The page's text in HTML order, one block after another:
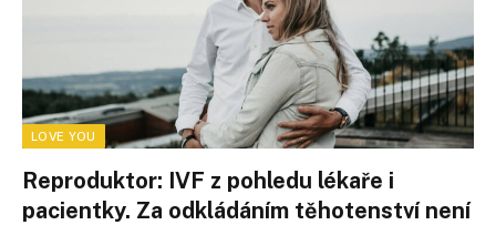
LOVE YOU
Reproduktor: IVF z pohledu lékaře i
pacientky. Za odkládáním těhotenství není